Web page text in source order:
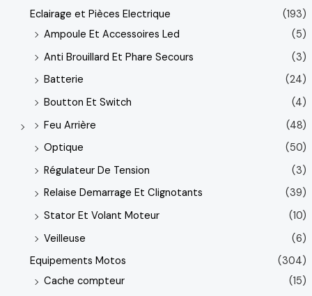
Eclairage et Pièces Electrique
(193)
Ampoule Et Accessoires Led
(5)
Anti Brouillard Et Phare Secours
(3)
Batterie
(24)
Boutton Et Switch
(4)
Feu Arrière
(48)
Optique
(50)
Régulateur De Tension
(3)
Relaise Demarrage Et Clignotants
(39)
Stator Et Volant Moteur
(10)
Veilleuse
(6)
Equipements Motos
(304)
Cache compteur
(15)